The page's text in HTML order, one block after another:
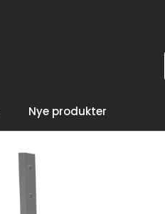
Nye produkter